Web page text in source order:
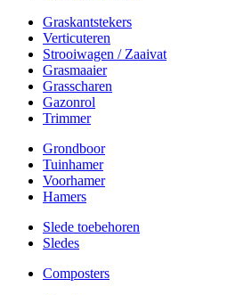
Graskantstekers
Verticuteren
Strooiwagen / Zaaivat
Grasmaaier
Grasscharen
Gazonrol
Trimmer
Grondboor
Tuinhamer
Voorhamer
Hamers
Slede toebehoren
Sledes
Composters